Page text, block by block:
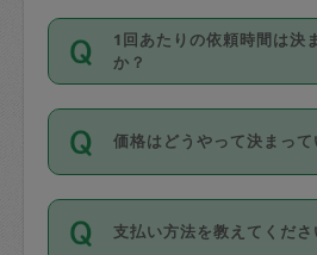
1回あたりの依頼時間は決
か？
依頼1回につき3時間固
超えて依頼したい場合は
利用ください。機能をご
の上事前申請することが
価格はどうやって決まって
11種類の価格帯の中か
身が価格を選んで設定し
支払い方法を教えてくださ